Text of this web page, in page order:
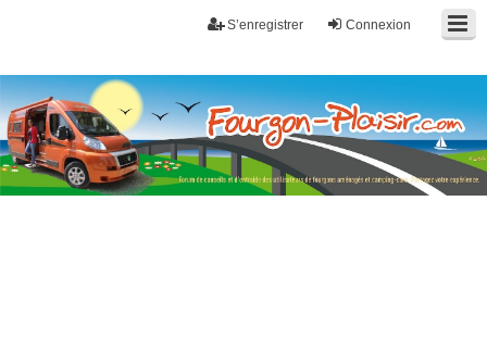
Connexion
S’enregistrer
Fourgon-plaisir.com
Forum de conseils et d'entraide des utilisateurs de fourgons, fourgons
aménagés, vans et de camping-car. Partagez votre expérience.